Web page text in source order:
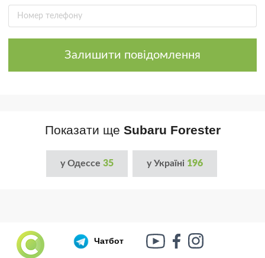
Залишити повідомлення
Показати ще Subaru Forester
у Одессе 35 у Україні 196
Чатбот